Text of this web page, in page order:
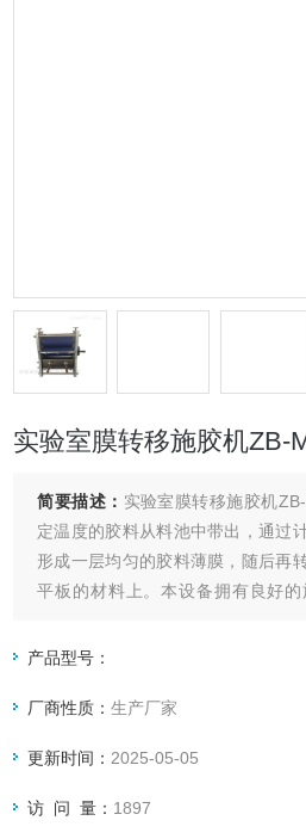
实验室膜转移施胶机ZB-
简要描述： 实验室膜转移施胶机
定温度的胶料从料池中带出，通过
形成一层均匀的胶料薄膜，随后再
平板的材料上。本设备拥有良好
节刮棒压力和调节胶辊压力来实现
产品型号：
厂商性质：生产厂家
更新时间： 2025-05-05
访 问 量： 1897